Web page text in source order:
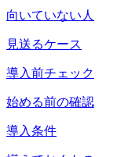
向いていない人
見送るケース
導入前チェック
始める前の確認
導入条件